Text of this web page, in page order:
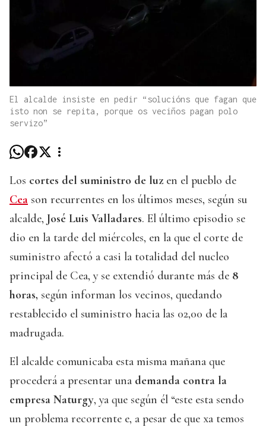
El alcalde insiste en pedir “solucións que fagan que
isto non se repita, porque os veciños pagan polo
servizo”
Los cortes del suministro de luz en el pueblo de
Cea son recurrentes en los últimos meses, según su
alcalde, José Luis Valladares. El último episodio se
dio en la tarde del miércoles, en la que el corte de
suministro afectó a casi la totalidad del nucleo
principal de Cea, y se extendió durante más de 8
horas, según informan los vecinos, quedando
restablecido el suministro hacia las 02,00 de la
madrugada.
El alcalde comunicaba esta misma mañana que
procederá a presentar una demanda contra la
empresa Naturgy, ya que según él “este esta sendo
un problema recorrente e, a pesar de que xa temos